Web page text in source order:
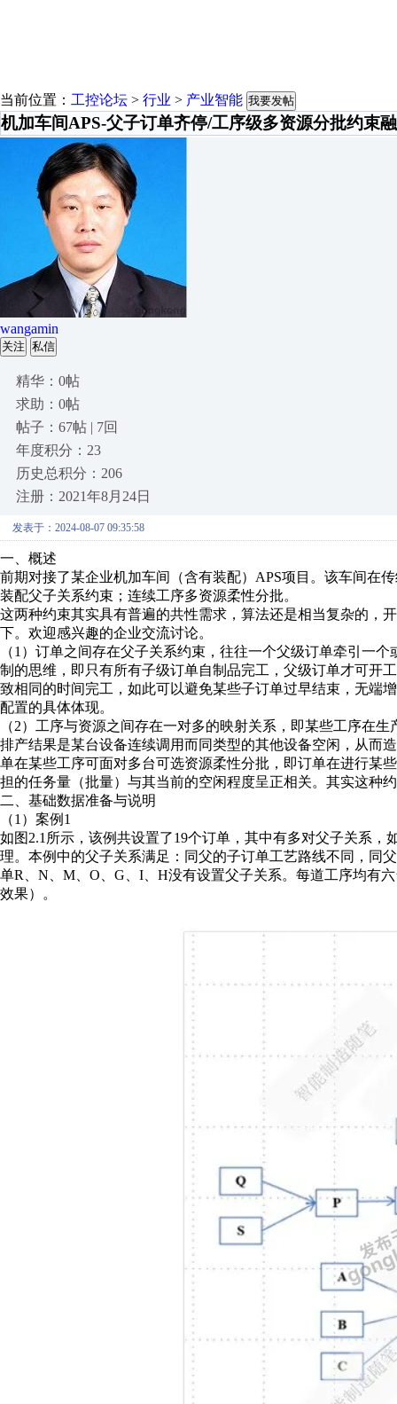
当前位置： 工控论坛 > 行业 > 产业智能 我要发帖
机加车间APS-父子订单齐停/工序级多资源分批约束
wangamin
关注 私信
精华：0帖
求助：0帖
帖子：67帖 | 7回
年度积分：23
历史总积分：206
注册：2021年8月24日
发表于：2024-08-07 09:35:58
一、概述
前期对接了某企业机加车间（含有装配）APS项目。该车间在
装配父子关系约束；连续工序多资源柔性分批。
这两种约束其实具有普遍的共性需求，算法还是相当复杂的，
下。欢迎感兴趣的企业交流讨论。
（1）订单之间存在父子关系约束，往往一个父级订单牵引一
制的思维，即只有所有子级订单自制品完工，父级订单才可开
致相同的时间完工，如此可以避免某些子订单过早结束，无端
配置的具体体现。
（2）工序与资源之间存在一对多的映射关系，即某些工序在
排产结果是某台设备连续调用而同类型的其他设备空闲，从而
单在某些工序可面对多台可选资源柔性分批，即订单在进行某
担的任务量（批量）与其当前的空闲程度呈正相关。其实这种
二、基础数据准备与说明
（1）案例1
如图2.1所示，该例共设置了19个订单，其中有多对父子关系
理。本例中的父子关系满足：同父的子订单工艺路线不同，同
单R、N、M、O、G、I、H没有设置父子关系。每道工序均有
效果）。